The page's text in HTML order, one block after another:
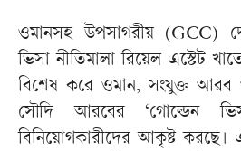
ওমানসহ উপসাগরীয় (GCC)
ভিসা নীতিমালা রিয়েল এস্টেট
বিশেষ করে ওমান, সংযুক্ত
সৌদি আরবের ‘গোল্ডেন
বিনিয়োগকারীদের আকৃষ্ট